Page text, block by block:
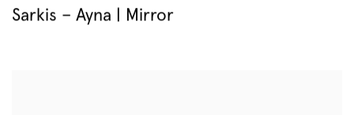
Sarkis – Ayna | Mirror